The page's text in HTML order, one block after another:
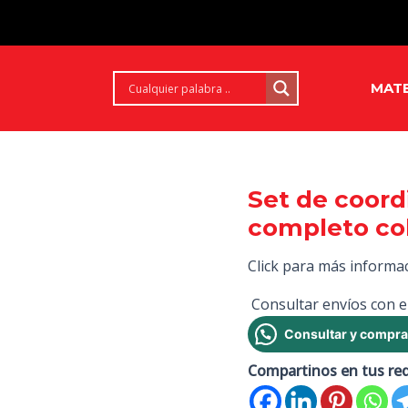
Set de
completo
Click para más
Consultar envíos con
Consultar y
Compartinos en tus